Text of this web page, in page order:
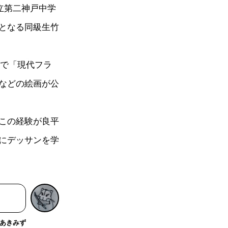
第二神戸中学
なる同級生竹
「現代フラ
どの絵画が公
の経験が良平
デッサンを学
あきみず